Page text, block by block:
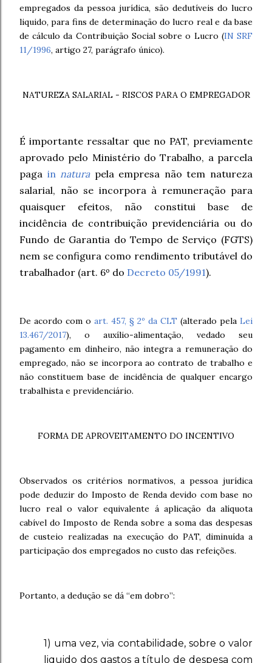
empregados da pessoa jurídica, são dedutíveis do lucro
liquido, para fins de determinação do lucro real e da base
de cálculo da Contribuição Social sobre o Lucro (IN SRF
11/1996, artigo 27, parágrafo único).
NATUREZA SALARIAL - RISCOS PARA O EMPREGADOR
É importante ressaltar que no PAT, previamente
aprovado pelo Ministério do Trabalho, a parcela
paga in natura pela empresa não tem natureza
salarial, não se incorpora à remuneração para
quaisquer efeitos, não constitui base de
incidência de contribuição previdenciária ou do
Fundo de Garantia do Tempo de Serviço (FGTS)
nem se configura como rendimento tributável do
trabalhador (art. 6º do Decreto 05/1991).
De acordo com o art. 457, § 2º da CLT (alterado pela Lei
13.467/2017), o auxílio-alimentação, vedado seu
pagamento em dinheiro, não integra a remuneração do
empregado, não se incorpora ao contrato de trabalho e
não constituem base de incidência de qualquer encargo
trabalhista e previdenciário.
FORMA DE APROVEITAMENTO DO INCENTIVO
Observados os critérios normativos, a pessoa jurídica
pode deduzir do Imposto de Renda devido com base no
lucro real o valor equivalente á aplicação da alíquota
cabível do Imposto de Renda sobre a soma das despesas
de custeio realizadas na execução do PAT, diminuída a
participação dos empregados no custo das refeições.
Portanto, a dedução se dá “em dobro”:
1) uma vez, via contabilidade, sobre o valor
liquido dos gastos a título de despesa com